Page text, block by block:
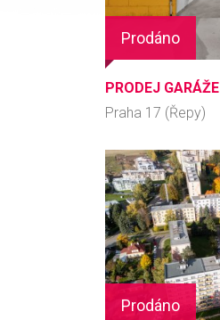
Prodáno
PRODEJ GARÁŽE
Praha 17 (Řepy)
Prodáno